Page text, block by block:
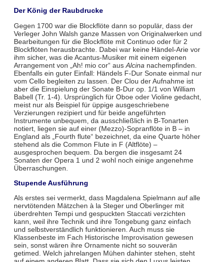
Der König der Raubdrucke
Gegen 1700 war die Blockflöte dann so populär, dass der
Verleger John Walsh ganze Massen von Originalwerken und
Bearbeitungen für die Blockflöte mit Continuo oder für 2
Blockflöten herausbrachte. Dabei war keine Händel-Arie vor
ihm sicher, was die Acantus-Musiker mit einem eigenen
Arrangement von „Ah! mio cor“ aus Alcina nachempfinden.
Ebenfalls ein guter Einfall: Händels F-Dur Sonate einmal nur
vom Cello begleiten zu lassen. Der Clou der Aufnahme ist
aber die Einspielung der Sonate B-Dur op. 1/1 von William
Babell (Tr. 1-4). Ursprünglich für Oboe oder Violine gedacht,
meist nur als Beispiel für üppige ausgeschriebene
Verzierungen rezipiert und für beide angeführten
Instrumente unbequem, da ausschließlich in B-Tonarten
notiert, liegen sie auf einer (Mezzo)-Sopranflöte in B – in
England als „Fourth flute“ bezeichnet, da eine Quarte höher
stehend als die Common Flute in F (Altflöte) –
ausgesprochen bequem. Da bergen die insgesamt 24
Sonaten der Opera 1 und 2 wohl noch einige angenehme
Überraschungen.
Stupende Ausführung
Als erstes sei vermerkt, dass Magdalena Spielmann auf alle
nervtötenden Mätzchen à la Steger und Oberlinger mit
überdrehten Tempi und gespuckten Staccati verzichten
kann, weil ihre Technik und ihre Tongebung ganz einfach
und selbstverständlich funktionieren. Auch muss sie
Klassenbeste im Fach Historische Improvisation gewesen
sein, sonst wären ihre Ornamente nicht so souverän
getimed. Welch jahrelangen Mühen dahinter stehen, steht